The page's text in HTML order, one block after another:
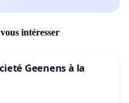
intéresser
Geenens à la